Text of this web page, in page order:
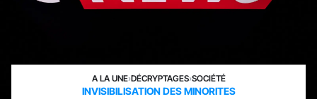
A LA UNE›DÉCRYPTAGES›SOCIÉTÉ
INVISIBILISATION DES MINORITES